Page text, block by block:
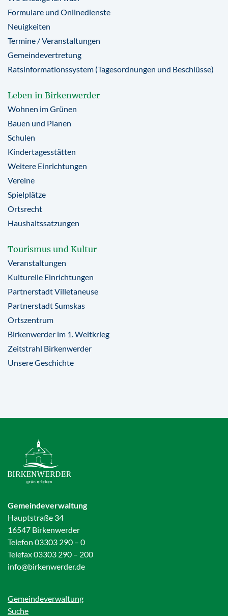
Formulare und Onlinedienste
Neuigkeiten
Termine / Veranstaltungen
Gemeindevertretung
Ratsinformationssystem (Tagesordnungen und Beschlüsse)
Leben in Birkenwerder
Wohnen im Grünen
Bauen und Planen
Schulen
Kindertagesstätten
Weitere Einrichtungen
Vereine
Spielplätze
Ortsrecht
Haushaltssatzungen
Tourismus und Kultur
Veranstaltungen
Kulturelle Einrichtungen
Partnerstadt Villetaneuse
Partnerstadt Sumskas
Ortszentrum
Birkenwerder im 1. Weltkrieg
Zeitstrahl Birkenwerder
Unsere Geschichte
Gemeindeverwaltung
Hauptstraße 34
16547 Birkenwerder
Telefon 03303 290 – 0
Telefax 03303 290 – 200
info@birkenwerder.de
Gemeindeverwaltung
Suche